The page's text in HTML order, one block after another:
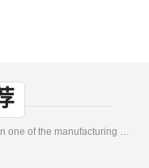
Development, design, production and sales in one of the manufacturing enterprises